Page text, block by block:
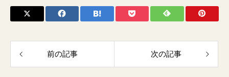
前の記事 次の記事